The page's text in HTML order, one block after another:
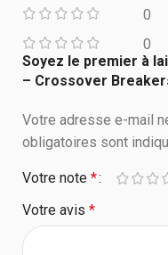
0
0
Soyez le premier à
– Crossover
Votre adresse e-mail
obligatoires sont
Votre note *
Votre avis *